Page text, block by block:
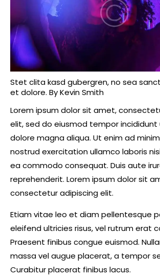
Stet clita kasd gubergren, no sea
et dolore. ByKevin Smith
Lorem ipsum dolor sit amet,
elit, sed do eiusmod tempor
dolore magna aliqua. Ut enim ad
nostrud exercitation ullamco laboris
ea commodo consequat. Duis aute
reprehenderit. Lorem ipsum dolor sit
consectetur adipiscing elit.
Etiam vitae leo et diam pellentesque
eleifend ultricies risus, vel rutrum erat
Praesent finibus congue euismod.
massa vel augue placerat, a tempor
Curabitur placerat finibus lacus.